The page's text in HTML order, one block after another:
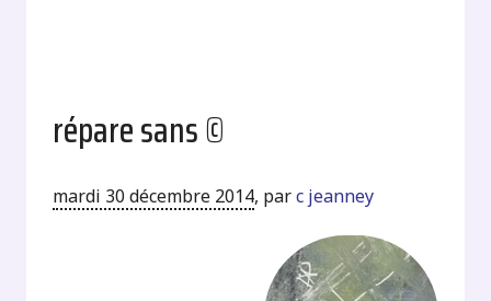
répare sans ©
mardi 30 décembre 2014, parc jeanney